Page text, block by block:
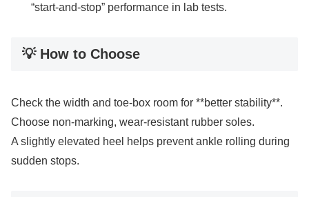
“start-and-stop” performance in lab tests.
💡 How to Choose
Check the width and toe-box room for **better stability**.
Choose non-marking, wear-resistant rubber soles.
A slightly elevated heel helps prevent ankle rolling during
sudden stops.